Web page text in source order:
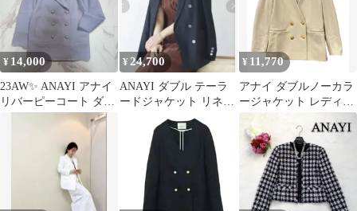
¥ 14,000
23AW✨ ANAYI アナイ
リバーピーコート ダブ
ル 刻印ボタン 近年モデ
¥24,700
ANAYI ダブル テーラ
ードジャケット リネン
混 ストレッチ 36
¥ 11,770
アナイ ダブルノーカラ
ージャケット レディー
ス SIZE 38 (M) ANAYI